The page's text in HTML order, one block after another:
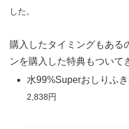
した。
購入したタイミングもある
ンを購入した特典もついて
水99%Superおしりふ
2,838円